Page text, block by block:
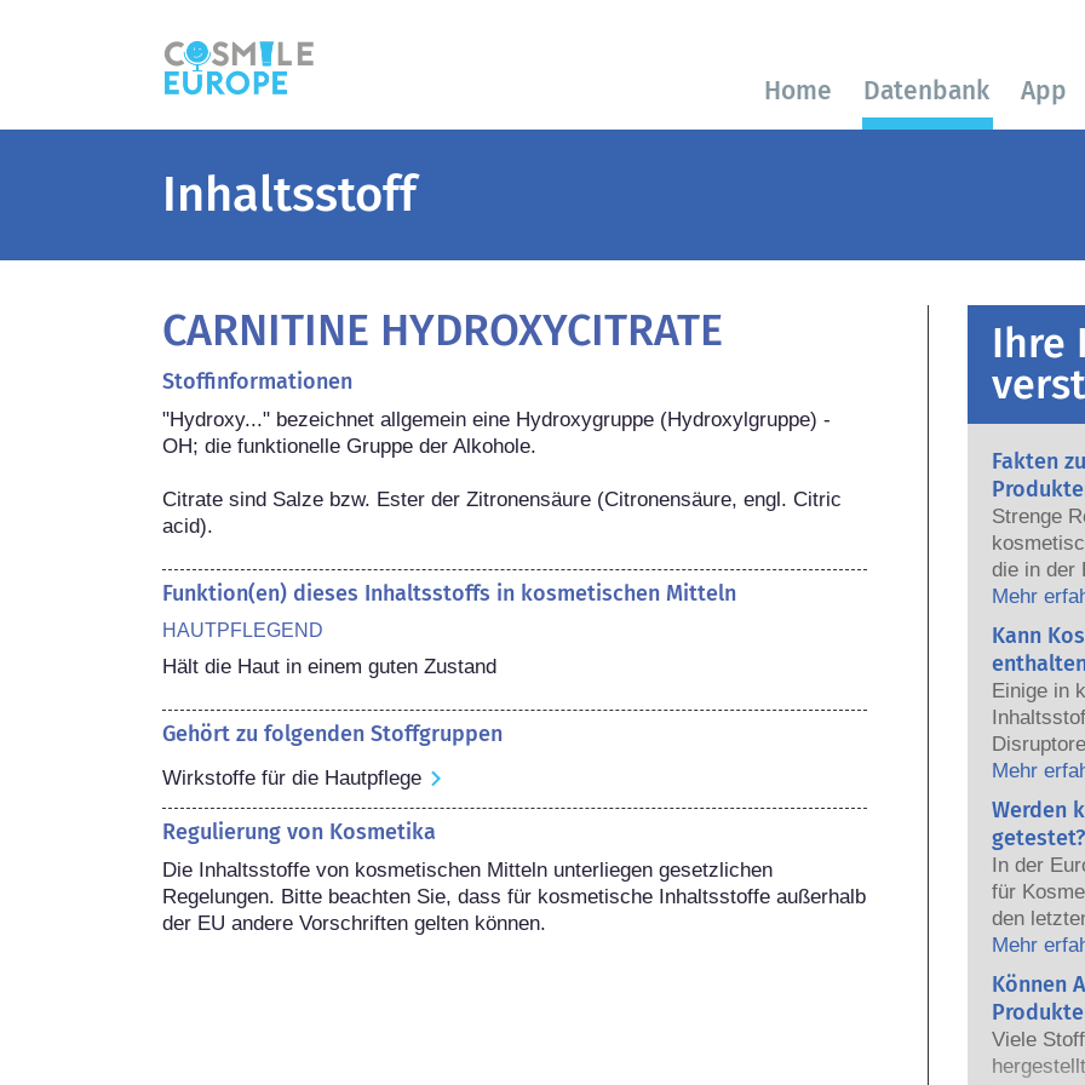
Home Datenbank App
Inhaltsstoff
CARNITINE HYDROXYCITRATE
Stoffinformationen
"Hydroxy..." bezeichnet allgemein eine Hydroxygruppe (Hydroxylgruppe) -
OH; die funktionelle Gruppe der Alkohole.
Citrate sind Salze bzw. Ester der Zitronensäure (Citronensäure, engl. Citric
acid).
Funktion(en) dieses Inhaltsstoffs in kosmetischen Mitteln
HAUTPFLEGEND
Hält die Haut in einem guten Zustand
Gehört zu folgenden Stoffgruppen
Wirkstoffe für die Hautpflege
Regulierung von Kosmetika
Die Inhaltsstoffe von kosmetischen Mitteln unterliegen gesetzlichen
Regelungen. Bitte beachten Sie, dass für kosmetische Inhaltsstoffe außerhalb
der EU andere Vorschriften gelten können.
Ihre
Fakten
Strenge
die in der
sicher für
Die
Mehr
Kann
Einige in
haben,
Hormone
das
heißt das
auch
sehr
zumeist
jemals
Produkte
Mehr
Werden
In der
für
den
dem
von
Mehr
Können
Viele